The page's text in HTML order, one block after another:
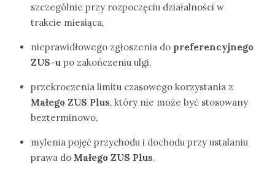
szczególnie przy rozpoczęciu działalności w
trakcie miesiąca,
nieprawidłowego zgłoszenia do preferencyjnego
ZUS-u po zakończeniu ulgi,
przekroczenia limitu czasowego korzystania z
Małego ZUS Plus, który nie może być stosowany
bezterminowo,
mylenia pojęć przychodu i dochodu przy ustalaniu
prawa do Małego ZUS Plus.